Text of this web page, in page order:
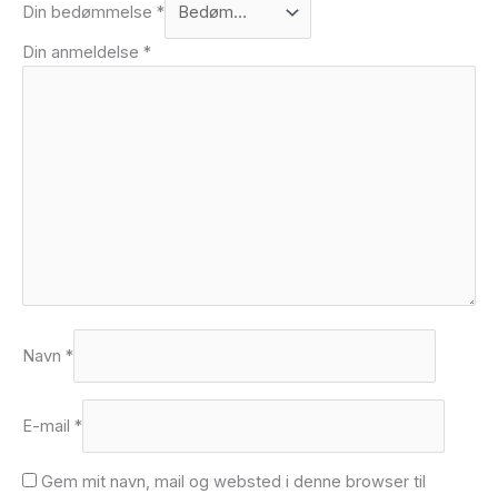
Din bedømmelse *
Din anmeldelse *
Navn *
E-mail *
Gem mit navn, mail og websted i denne browser til